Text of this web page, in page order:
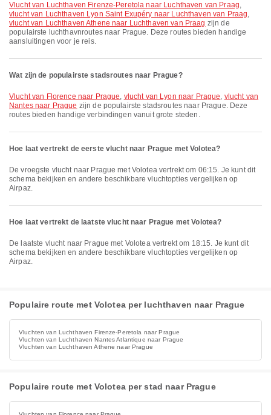
vlucht van Luchthaven Firenze-Peretola naar Luchthaven van Praag,
vlucht van Luchthaven Lyon Saint Exupéry naar Luchthaven van Praag,
vlucht van Luchthaven Athene naar Luchthaven van Praag zijn de
populairste luchthavnroutes naar Prague. Deze routes bieden handige
aansluitingen voor je reis.
Wat zijn de populairste stadsroutes naar Prague?
vlucht van Florence naar Prague, vlucht van Lyon naar Prague, vlucht van
Nantes naar Prague zijn de populairste stadsroutes naar Prague. Deze
routes bieden handige verbindingen vanuit grote steden.
Hoe laat vertrekt de eerste vlucht naar Prague met Volotea?
De vroegste vlucht naar Prague met Volotea vertrekt om 06:15. Je kunt dit
schema bekijken en andere beschikbare vluchtopties vergelijken op
Airpaz.
Hoe laat vertrekt de laatste vlucht naar Prague met Volotea?
De laatste vlucht naar Prague met Volotea vertrekt om 18:15. Je kunt dit
schema bekijken en andere beschikbare vluchtopties vergelijken op
Airpaz.
Populaire route met Volotea per luchthaven naar Prague
Vluchten van Luchthaven Firenze-Peretola naar Prague
Vluchten van Luchthaven Nantes Atlantique naar Prague
Vluchten van Luchthaven Athene naar Prague
Populaire route met Volotea per stad naar Prague